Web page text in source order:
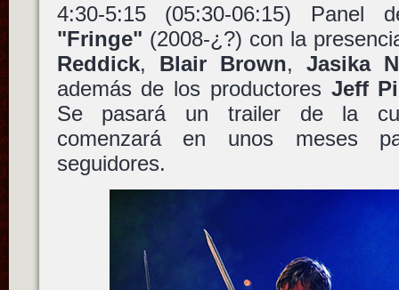
4:30-5:15 (05:30-06:15) Panel
"Fringe" (2008-¿?) con la
Reddick, Blair Brown, Jasika
además de los productores Jeff
Se pasará un trailer de la
comenzará en unos meses
seguidores.